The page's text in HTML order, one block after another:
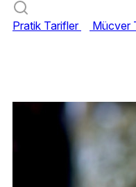
Pratik Tarifler Mücver